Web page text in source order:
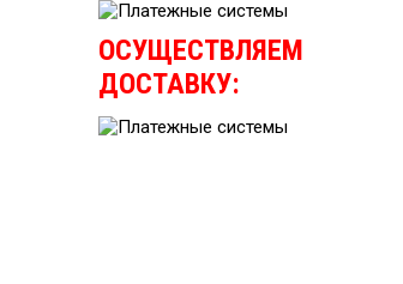
ОСУЩЕСТВЛЯЕМ
ДОСТАВКУ: